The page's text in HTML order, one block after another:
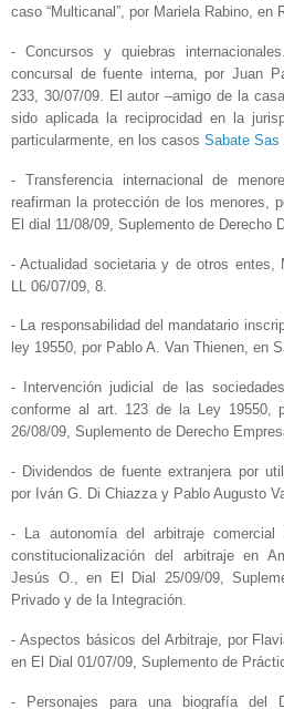
caso “Multicanal”, por Mariela Rabino, en
- Concursos y quiebras
concursal de fuente interna, por Juan
233, 30/07/09. El autor –amigo de la
sido aplicada la reciprocidad en la
particularmente, en los casos Sabate Sas
- Transferencia internacional de
reafirman la protección de los menores,
El dial 11/08/09, Suplemento de Derecho
- Actualidad societaria y de otros entes,
LL 06/07/09, 8.
- La responsabilidad del mandatario
ley 19550, por Pablo A. Van Thienen, en
- Intervención judicial de las
conforme al art. 123 de la Ley 19550,
26/08/09, Suplemento de Derecho
- Dividendos de fuente extranjera por
por Iván G. Di Chiazza y Pablo Augusto
- La autonomía del arbitraje
constitucionalización del arbitraje en
Jesús O., en El Dial 25/09/09,
Privado y de la Integración.
- Aspectos básicos del Arbitraje, por
en El Dial 01/07/09, Suplemento de
- Personajes para una biografía del